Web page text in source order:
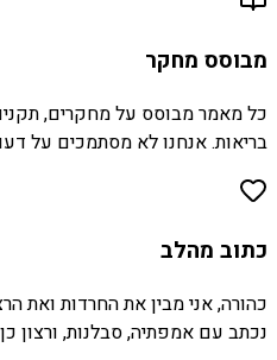
מבוסס מחקר
כל מאמר מבוסס על מחקרים,
בריאות. אנחנו לא מסתמכים על
כתוב מהלב
כהורה, אני מבין את החרדות ואת
נכתב עם אמפתיה, סבלנות, ורצון